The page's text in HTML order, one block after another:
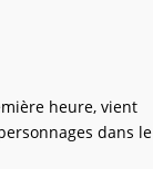
heure, vient
dans le